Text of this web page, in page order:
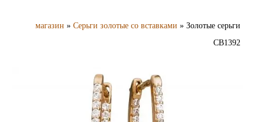
магазин » Серьги золотые со вставками » Золотые серьги
СВ1392